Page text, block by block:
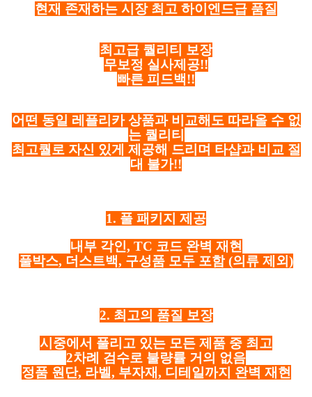
현재 존재하는 시장 최고 하이엔드급 품질
최고급 퀄리티 보장
무보정 실사제공!!
빠른 피드백!!
어떤 동일 레플리카 상품과 비교해도 따라올 수 없
는 퀄리티
최고퀄로 자신 있게 제공해 드리며 타샵과 비교 절
대 불가!!
1. 풀 패키지 제공
내부 각인, TC 코드 완벽 재현
풀박스, 더스트백, 구성품 모두 포함 (의류 제외)
2. 최고의 품질 보장
시중에서 풀리고 있는 모든 제품 중 최고
2차례 검수로 불량률 거의 없음
정품 원단, 라벨, 부자재, 디테일까지 완벽 재현